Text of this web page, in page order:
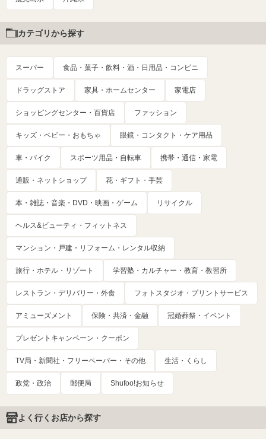
カテゴリから探す
スーパー 食品・菓子・飲料・酒・日用品・コンビニ
ドラッグストア 家具・ホームセンター 家電店
ショッピングセンター・百貨店 ファッション
キッズ・ベビー・おもちゃ 眼鏡・コンタクト・ケア用品
車・バイク スポーツ用品・自転車 携帯・通信・家電
通販・ネットショップ 花・ギフト・手芸
本・雑誌・音楽・DVD・映画・ゲーム リサイクル
ヘルス&ビューティ・フィットネス
マンション・戸建・リフォーム・レンタル収納
旅行・ホテル・リゾート 学習塾・カルチャー・教育・教習所
レストラン・デリバリー・外食 フォトスタジオ・プリントサービス
アミューズメント 保険・共済・金融 冠婚葬祭・イベント
プレゼントキャンペーン・クーポン
TV局・新聞社・フリーペーパー・その他 生活・くらし
政党・政治 郵便局 Shufoo!お知らせ
よく行くお店から探す